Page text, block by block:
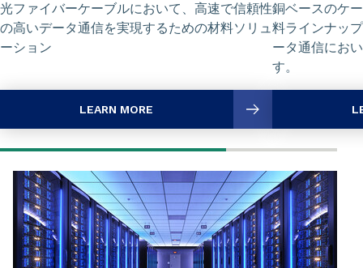
光ファイバーケーブルにおいて、高速で信頼性
の高いデータ通信を実現するための材料ソリュ
ーション
LEARN MORE
銅ベースのケ
料ラインナッ
ータ通信にお
す。